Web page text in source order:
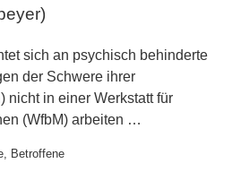
sich an psychisch behinderte
der Schwere ihrer
nicht in einer Werkstatt für
(WfbM) arbeiten …
Betroffene